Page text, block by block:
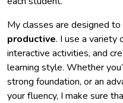
My classes are designed to
productive. I use a variety
interactive activities, and
learning style. Whether
strong foundation, or an
your fluency, I make sure